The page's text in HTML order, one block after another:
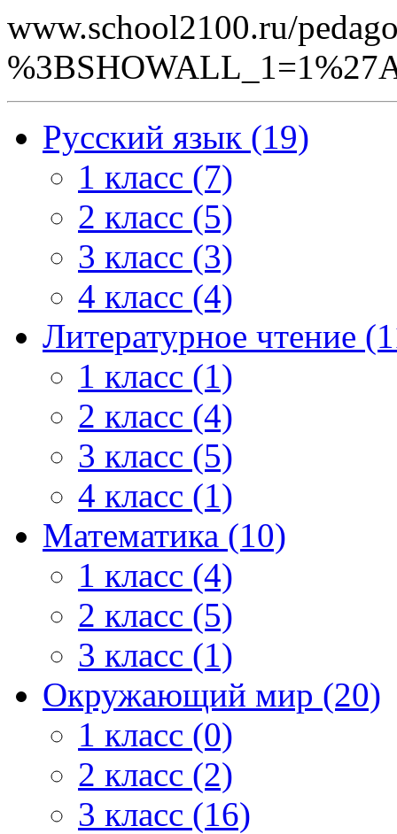
www.school2100.ru/
Русский язык (19)
1 класс (7)
2 класс (5)
3 класс (3)
4 класс (4)
Литературное чтение
1 класс (1)
2 класс (4)
3 класс (5)
4 класс (1)
Математика (10)
1 класс (4)
2 класс (5)
3 класс (1)
Окружающий мир (20)
1 класс (0)
2 класс (2)
3 класс (16)